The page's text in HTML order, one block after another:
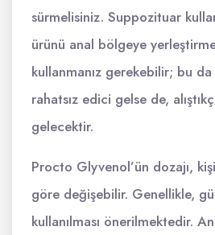
sürmelisiniz. Suppozituar
ürünü anal bölgeye
kullanmanız gerekebilir; bu da
rahatsız edici gelse de,
gelecektir.
Procto Glyvenol’ün dozajı,
göre değişebilir. Genellikle,
kullanılması önerilmektedir.